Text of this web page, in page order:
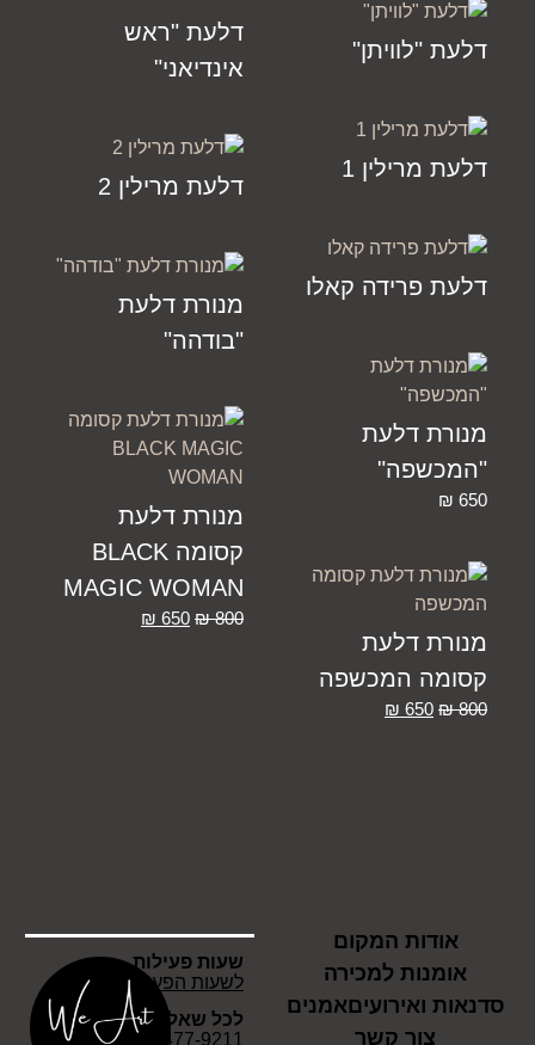
דלעת "ראש
אינדיאני"
דלעת "לוויתן"
דלעת מרילין 1
דלעת מרילין 2
דלעת פרידה קאלו
מנורת דלעת
"בודהה"
מנורת דלעת
"המכשפה"
650
₪
מנורת דלעת
קסומה BLACK
MAGIC WOMAN
800
₪
650
₪
מנורת דלעת
קסומה המכשפה
800
₪
650
₪
שעות פעילות
לשעות הפעילות לחץ כאן
לכל שאלה
054-477-9211
אודות המקום
אומנות למכירה
סדנאות ואירועיםאמנים
צור קשר